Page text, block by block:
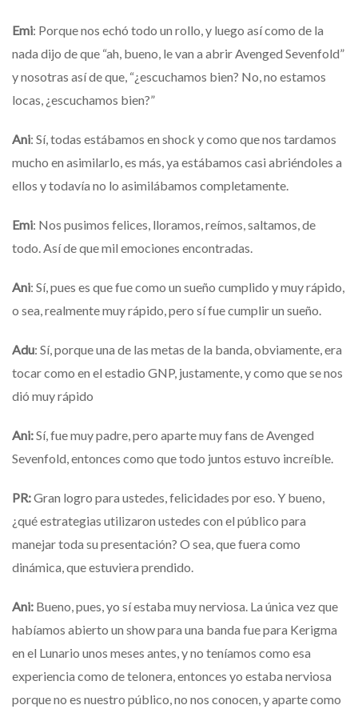
Emi: Porque nos echó todo un rollo, y luego así como de la
nada dijo de que “ah, bueno, le van a abrir Avenged Sevenfold”
y nosotras así de que, “¿escuchamos bien? No, no estamos
locas, ¿escuchamos bien?”
Ani: Sí, todas estábamos en shock y como que nos tardamos
mucho en asimilarlo, es más, ya estábamos casi abriéndoles a
ellos y todavía no lo asimilábamos completamente.
Emi: Nos pusimos felices, lloramos, reímos, saltamos, de
todo. Así de que mil emociones encontradas.
Ani: Sí, pues es que fue como un sueño cumplido y muy rápido,
o sea, realmente muy rápido, pero sí fue cumplir un sueño.
Adu: Sí, porque una de las metas de la banda, obviamente, era
tocar como en el estadio GNP, justamente, y como que se nos
dió muy rápido
Ani:Sí, fue muy padre, pero aparte muy fans de Avenged
Sevenfold, entonces como que todo juntos estuvo increíble.
PR:Gran logro para ustedes, felicidades por eso. Y bueno,
¿qué estrategias utilizaron ustedes con el público para
manejar toda su presentación? O sea, que fuera como
dinámica, que estuviera prendido.
Ani: Bueno, pues, yo sí estaba muy nerviosa. La única vez que
habíamos abierto un show para una banda fue para Kerigma
en el Lunario unos meses antes, y no teníamos como esa
experiencia como de telonera, entonces yo estaba nerviosa
porque no es nuestro público, no nos conocen, y aparte como